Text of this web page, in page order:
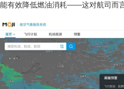
能有效降低燃油消耗——这对航司而